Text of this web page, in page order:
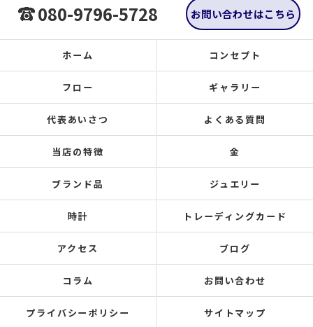
080-9796-5728 お問い合わせはこちら
ホーム コンセプト
フロー ギャラリー
代表あいさつ よくある質問
当店の特徴 金
ブランド品 ジュエリー
時計 トレーディングカード
アクセス ブログ
コラム お問い合わせ
プライバシーポリシー サイトマップ